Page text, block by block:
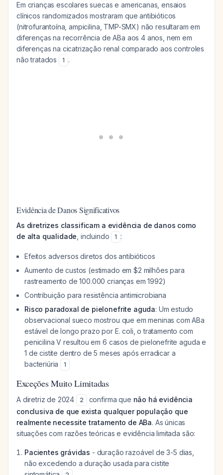
Em crianças escolares suecas e americanas, ensaios
clínicos randomizados mostraram que antibióticos
(nitrofurantoína, ampicilina, TMP-SMX) não resultaram em
diferenças na recorrência de ABa aos 4 anos, nem em
diferenças na cicatrização renal comparado aos controles
não tratados
1 .
Evidência de Danos Significativos
As diretrizes classificam a evidência de danos como
de alta qualidade , incluindo 1 :
Efeitos adversos diretos dos antibióticos
Aumento de custos (estimado em $2 milhões para
rastreamento de 100.000 crianças em 1992)
Contribuição para resistência antimicrobiana
Risco paradoxal de pielonefrite aguda: Um estudo
observacional sueco mostrou que em meninas com ABa
estável de longo prazo por E. coli, o tratamento com
penicilina V resultou em 6 casos de pielonefrite aguda e
1 de cistite dentro de 5 meses após erradicar a
bacteriúria
1
Exceções Muito Limitadas
A diretriz de 2024 2 confirma que não há evidência
conclusiva de que exista qualquer população que
realmente necessite tratamento de ABa. As únicas
situações com razões teóricas e evidência limitada são:
Pacientes grávidas - duração razoável de 3-5 dias,
não excedendo a duração usada para cistite